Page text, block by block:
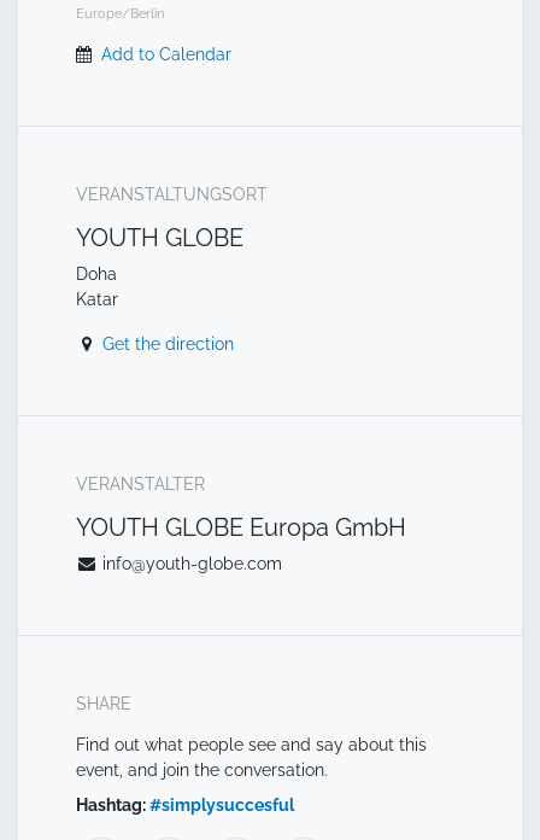
Europe/Berlin
Add to Calendar
VERANSTALTUNGSORT
YOUTH GLOBE
Doha
Katar
Get the direction
VERANSTALTER
YOUTH GLOBE Europa GmbH
info@youth-globe.com
SHARE
Find out what people see and say about this
event, and join the conversation.
Hashtag:#simplysuccesful